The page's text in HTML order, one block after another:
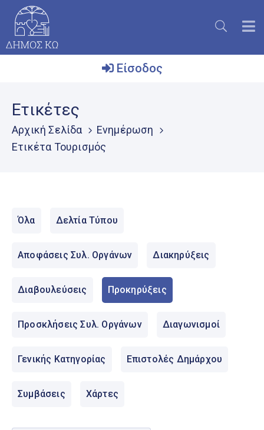
Δήμος
Το
Νησί
Μητρώο
Είσοδος
Ετικέτες
Αρχική Σελίδα
Ενημέρωση
Ετικέτα Τουρισμός
Όλα Δελτία Τύπου
Αποφάσεις Συλ. Οργάνων Διακηρύξεις
Διαβουλεύσεις Προκηρύξεις
Προσκλήσεις Συλ. Οργάνων Διαγωνισμοί
Γενικής Κατηγορίας Επιστολές Δημάρχου
Συμβάσεις Χάρτες